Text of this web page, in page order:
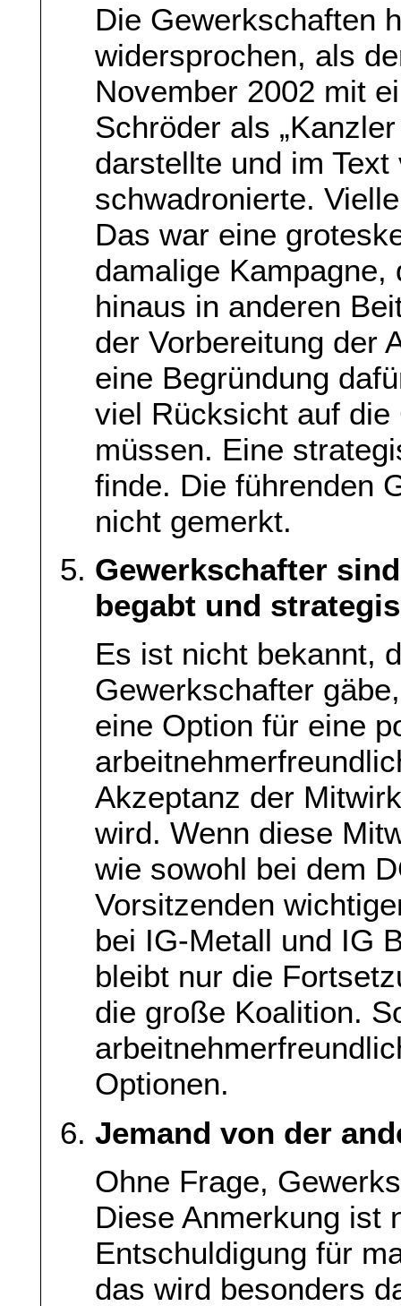
Die Gewerkschaften
widersprochen, als
November 2002 mit
Schröder als
darstellte und im Text
schwadronierte.
Das war eine
damalige
hinaus in anderen
der Vorbereitung der
eine Begründung
viel Rücksicht auf
müssen. Eine
finde. Die führenden
nicht gemerkt.
Gewerkschafter
begabt und
Es ist nicht bekannt,
Gewerkschafter
eine Option für eine
Akzeptanz der
wird. Wenn diese
wie sowohl bei dem
Vorsitzenden
bei IG-Metall und IG
bleibt nur die
die große Koalition.
Optionen.
Jemand von der
Ohne Frage,
Diese Anmerkung ist
Entschuldigung für
das wird besonders